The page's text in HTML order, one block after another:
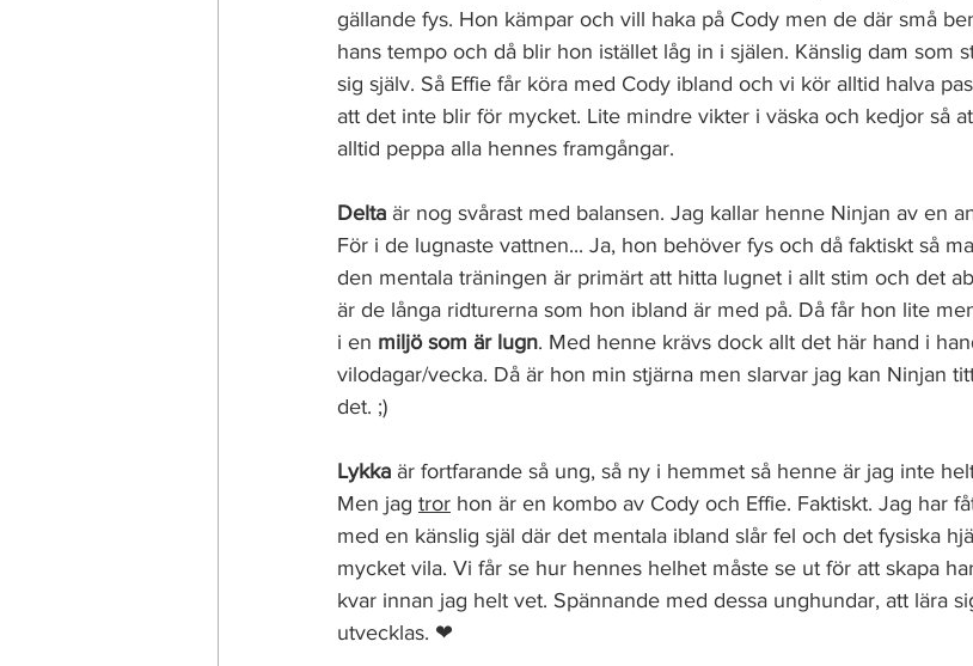
gällande fys. Hon kämpar och vill haka på Cody men de där små
hans tempo och då blir hon istället låg in i själen. Känslig dam som
sig själv. Så Effie får köra med Cody ibland och vi kör alltid halva
att det inte blir för mycket. Lite mindre vikter i väska och kedjor så
alltid peppa alla hennes framgångar.
Delta är nog svårast med balansen. Jag kallar henne Ninjan av en
För i de lugnaste vattnen... Ja, hon behöver fys och då faktiskt så
den mentala träningen är primärt att hitta lugnet i allt stim och det
är de långa ridturerna som hon ibland är med på. Då får hon lite
i en miljö som är lugn. Med henne krävs dock allt det här hand i
vilodagar/vecka. Då är hon min stjärna men slarvar jag kan Ninjan
det. ;)
Lykka är fortfarande så ung, så ny i hemmet så henne är jag inte
Men jag tror hon är en kombo av Cody och Effie. Faktiskt. Jag har
med en känslig själ där det mentala ibland slår fel och det fysiska
mycket vila. Vi får se hur hennes helhet måste se ut för att skapa
kvar innan jag helt vet. Spännande med dessa unghundar, att lära
utvecklas. ❤